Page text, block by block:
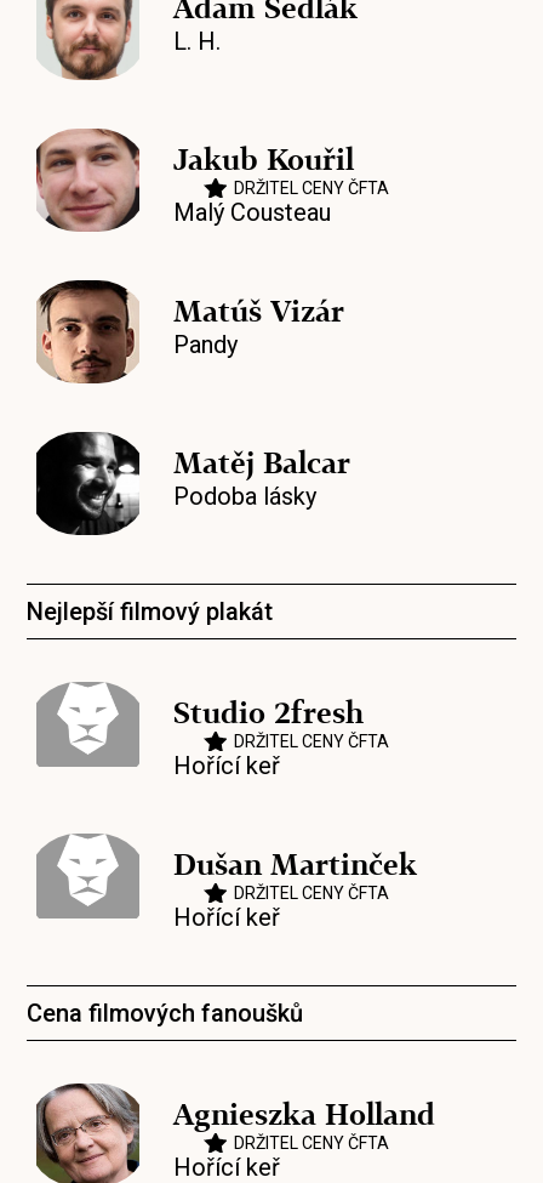
Adam Sedlák
L. H.
Jakub Kouřil
DRŽITEL CENY ČFTA
Malý Cousteau
Matúš Vizár
Pandy
Matěj Balcar
Podoba lásky
Nejlepší filmový plakát
Studio 2fresh
DRŽITEL CENY ČFTA
Hořící keř
Dušan Martinček
DRŽITEL CENY ČFTA
Hořící keř
Cena filmových fanoušků
Agnieszka Holland
DRŽITEL CENY ČFTA
Hořící keř